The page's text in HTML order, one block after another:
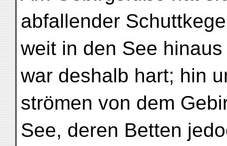
abfallender
weit in den See
war deshalb hart; hin
strömen von dem
See, deren Betten